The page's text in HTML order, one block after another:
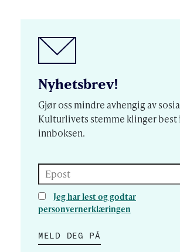
Nyhetsbrev!
Gjør oss mindre avhengig av
Kulturlivets stemme klinger best i
innboksen.
Epost
Jeg har lest og godtar
personvernerklæringen
MELD DEG PÅ